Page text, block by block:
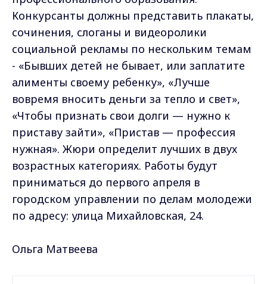
Конкурсанты должны представить плакаты,
сочинения, слоганы и видеоролики
социальной рекламы по нескольким темам
- «Бывших детей не бывает, или заплатите
алименты своему ребенку», «Лучше
вовремя вносить деньги за тепло и свет»,
«Чтобы признать свои долги — нужно к
приставу зайти», «Пристав — профессия
нужная». Жюри определит лучших в двух
возрастных категориях. Работы будут
приниматься до первого апреля в
городском управлении по делам молодежи
по адресу: улица Михайловская, 24.
Ольга Матвеева